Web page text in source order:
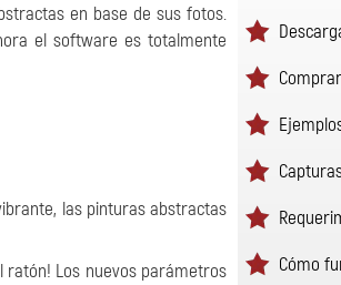
en base de sus fotos.
el software es totalmente
las pinturas abstractas
ratón! Los nuevos parámetros
Comprar
Cómo